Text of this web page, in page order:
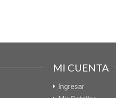
MI CUENTA
Ingresar